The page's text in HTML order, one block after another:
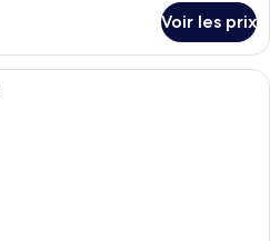
Voir les prix
Un lit bien fait, avec du linge de lit